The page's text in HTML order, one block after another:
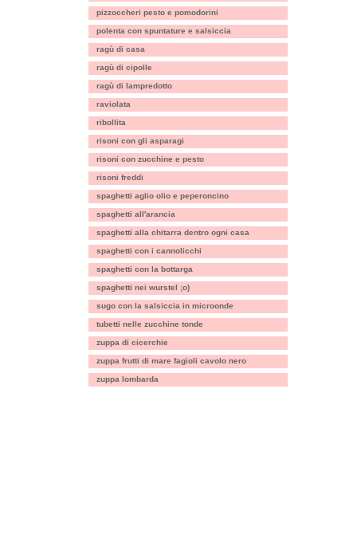
pizzoccheri pesto e pomodorini
polenta con spuntature e salsiccia
ragù di casa
ragù di cipolle
ragù di lampredotto
raviolata
ribollita
risoni con gli asparagi
risoni con zucchine e pesto
risoni freddi
spaghetti aglio olio e peperoncino
spaghetti all'arancia
spaghetti alla chitarra dentro ogni casa
spaghetti con i cannolicchi
spaghetti con la bottarga
spaghetti nei wurstel ;o)
sugo con la salsiccia in microonde
tubetti nelle zucchine tonde
zuppa di cicerchie
zuppa frutti di mare fagioli cavolo nero
zuppa lombarda